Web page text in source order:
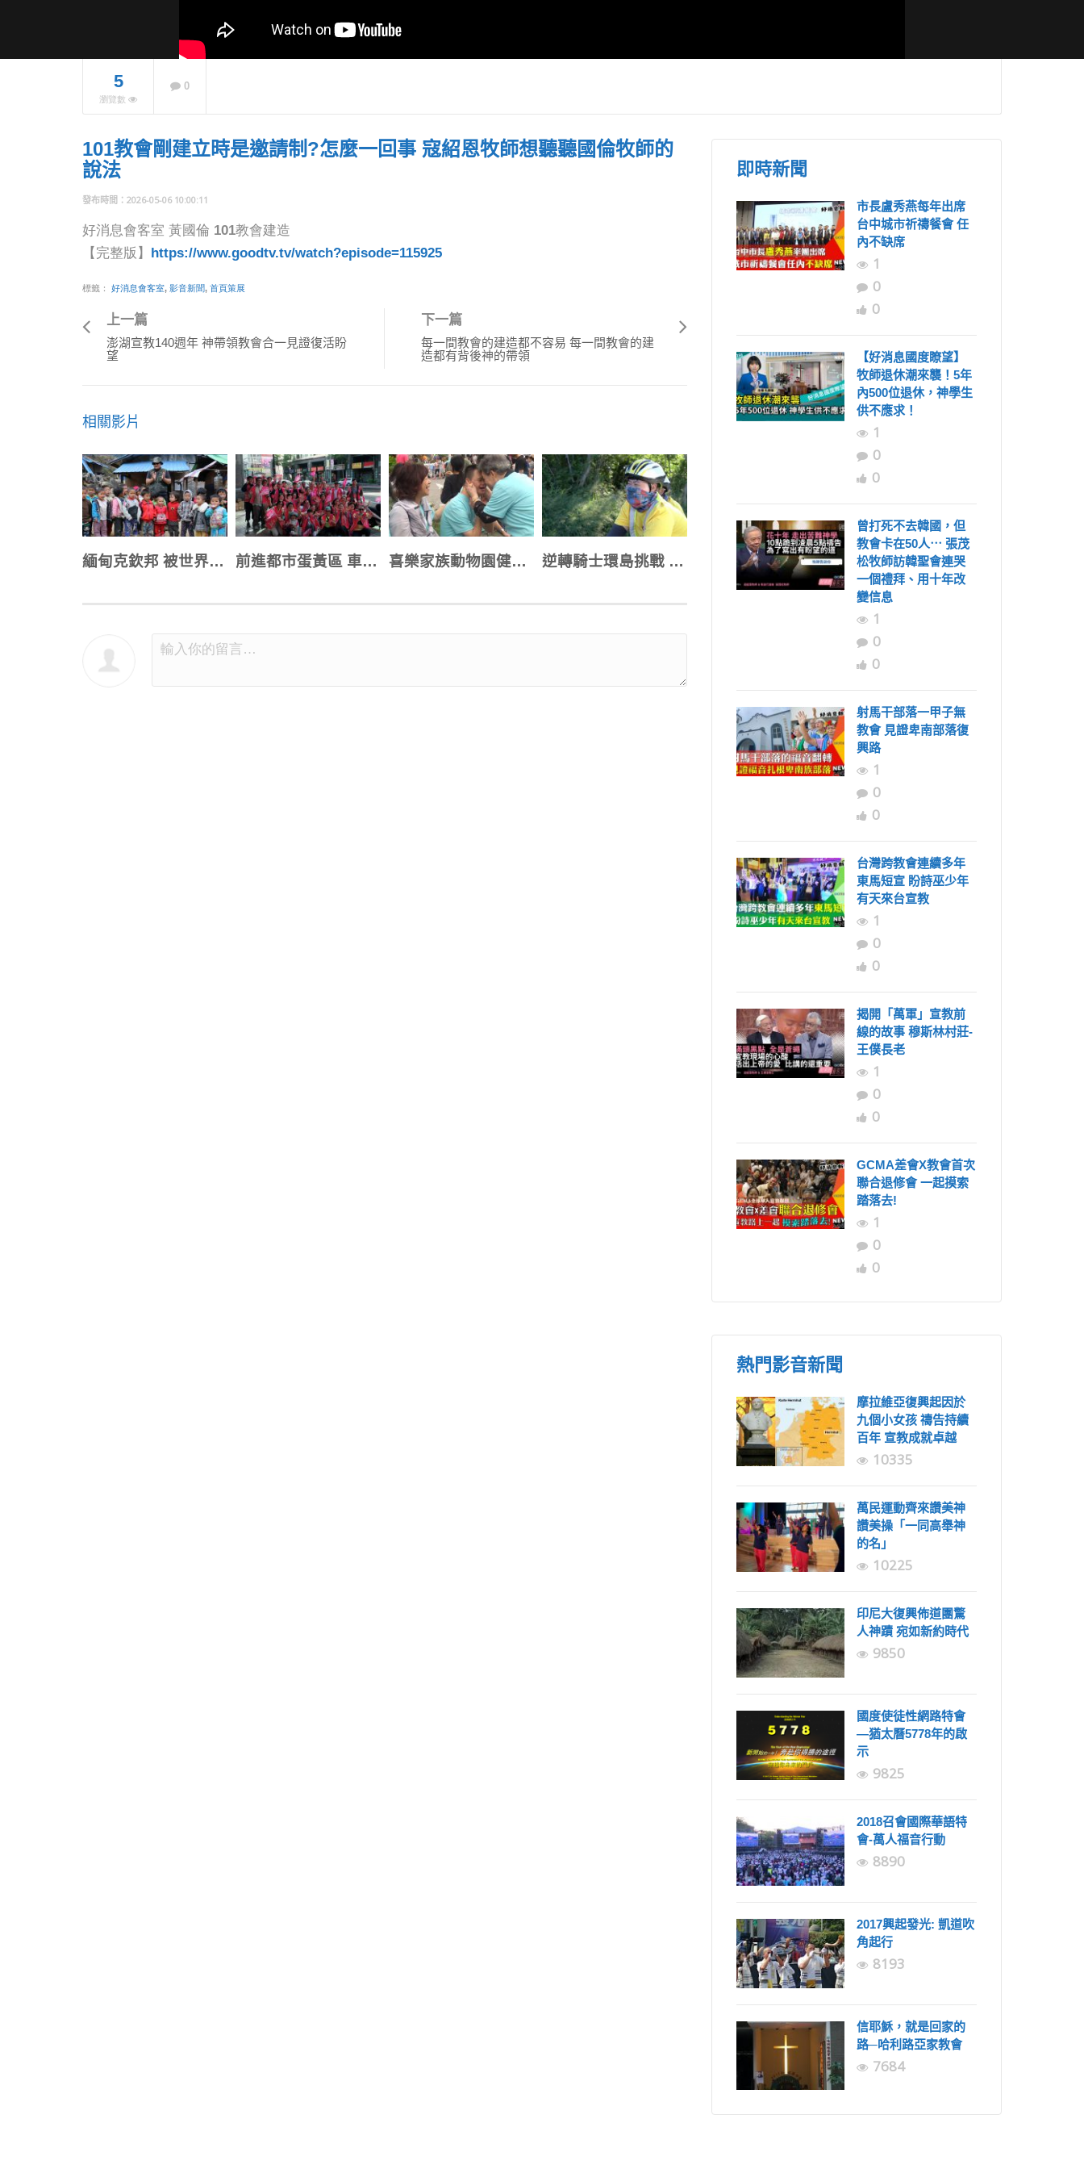
NOW PLAYING
牧師退休潮來襲！5
學生供不應求！
茂松牧師訪韓聖會連
改變信息
射馬干部落一甲子無
興路
台灣跨教會連續多年
揭開「萬軍
5
瀏覽數
0
101教會剛建立時是邀請制?怎麼一回事 寇紹恩牧師想聽聽國倫牧師的
說法
2026-05-06 10:00:11
好消息會客室 黃國倫 101教會建造
【完整版】
https://www.goodtv.tv/watch?episode=115925
標籤： 好消息會客室, 影音新聞, 首頁策展
上一篇
澎湖宣教140週年 神帶領教會合一見證復活盼
望
下一篇
每一間教會的建造都不容易 每一間教會的建
造都有背後神的帶領
相關影片
緬甸克欽邦 被世界遺忘的少數民族 前進都市蛋黃區 車隊拜票衝刺愛家公投 喜樂家族動物園健走 千人響應溫情陪伴 逆轉騎士環島挑戰 磨練心志改變人生
即時新聞
市長盧秀燕每年出席
台中城市祈禱餐會 任
內不缺席
1
0
0
【好消息國度瞭望】
牧師退休潮來襲！5年
內500位退休，神學生
供不應求！
1
0
0
曾打死不去韓國，但
教會卡在50人⋯ 張茂
松牧師訪韓聖會連哭
一個禮拜、用十年改
變信息
1
0
0
射馬干部落一甲子無
教會 見證卑南部落復
興路
1
0
0
台灣跨教會連續多年
東馬短宣 盼詩巫少年
有天來台宣教
1
0
0
揭開「萬軍」宣教前
線的故事 穆斯林村莊-
王僕長老
1
0
0
GCMA差會X教會首次
聯合退修會 一起摸索
踏落去!
1
0
0
熱門影音新聞
摩拉維亞復興起因於
九個小女孩 禱告持續
百年 宣教成就卓越
10335
萬民運動齊來讚美神
讚美操「一同高舉神
的名」
10225
印尼大復興佈道團驚
人神蹟 宛如新約時代
9850
國度使徒性網路特會
—猶太曆5778年的啟
示
9825
2018召會國際華語特
會-萬人福音行動
8890
2017興起發光: 凱道吹
角起行
8193
信耶穌，就是回家的
路─哈利路亞家教會
7684